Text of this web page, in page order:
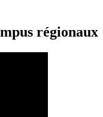
régionaux